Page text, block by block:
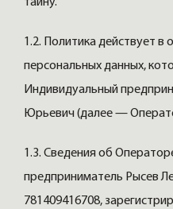
тайну.
1.2. Политика действует в
персональных данных,
Индивидуальный
Юрьевич (далее —
1.3. Сведения об
предприниматель Рысев
781409416708,